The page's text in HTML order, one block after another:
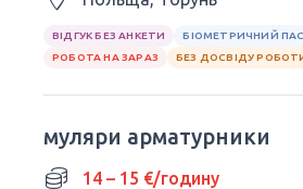
ВІДГУК БЕЗ АНКЕТИ
БІОМЕТРИЧНИЙ
РОБОТА НА ЗАРАЗ
БЕЗ ДОСВІДУ
муляри арматурники
14 – 15 €/годину